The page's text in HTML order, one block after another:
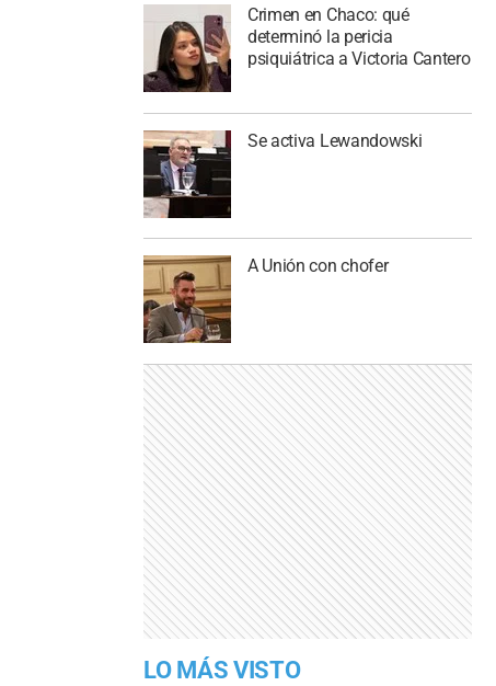
Crimen en Chaco: qué
determinó la pericia
psiquiátrica a Victoria Cantero
Se activa Lewandowski
A Unión con chofer
LO MÁS VISTO